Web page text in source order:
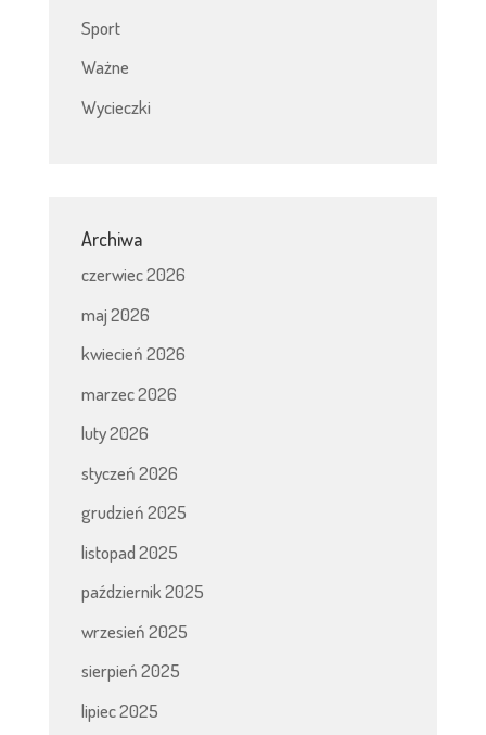
Sport
Ważne
Wycieczki
Archiwa
czerwiec 2026
maj 2026
kwiecień 2026
marzec 2026
luty 2026
styczeń 2026
grudzień 2025
listopad 2025
październik 2025
wrzesień 2025
sierpień 2025
lipiec 2025